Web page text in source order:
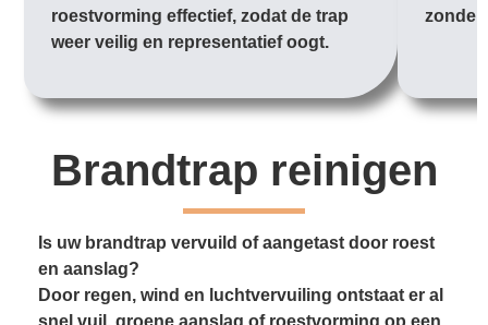
roestvorming effectief, zodat de trap
weer veilig en representatief oogt.
zonder
Brandtrap reinigen
Is uw brandtrap vervuild of aangetast door roest
en aanslag?
Door regen, wind en luchtvervuiling ontstaat er al
snel vuil, groene aanslag of roestvorming op een